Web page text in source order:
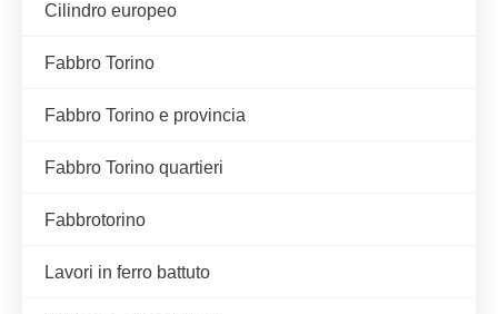
Cilindro europeo
Fabbro Torino
Fabbro Torino e provincia
Fabbro Torino quartieri
Fabbrotorino
Lavori in ferro battuto